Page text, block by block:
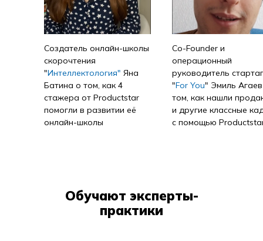
Создатель онлайн-школы
скорочтения
" Интеллектология"
Батина о том, как 4
стажера от Productstar
помогли в развитии её
Co-Founder и
операционный
руководитель
"For You " Эмиль
том, как нашли
и другие классные
Создатель онлайн-школы
скорочтения
"Интеллектология" Яна
Батина о том, как 4
стажера от Productstar
помогли в развитии её
онлайн-школы
Co-Founder и
операционный
руководитель
"For You" Эмиль
том, как нашли
и другие классные
с помощью
Обучают эксперты-
практики